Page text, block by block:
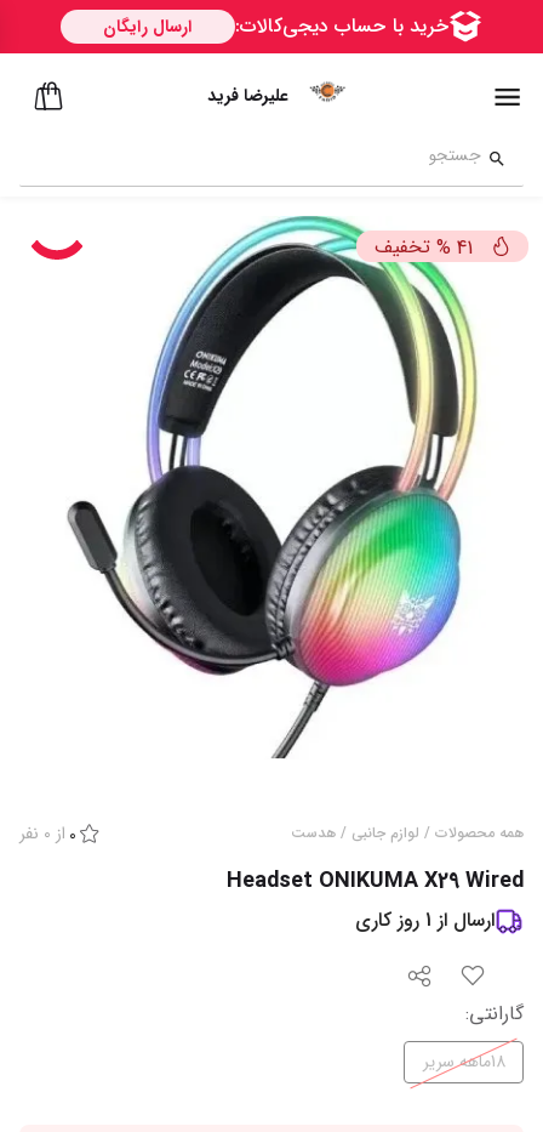
علیرضا فرید
41
% تخفیف
همه محصولات / لوازم جانبی / هدست 0 از 0 نفر
Headset ONIKUMA X29 Wired
ارسال از 1 روز کاری
گارانتی:
18ماهه سریر